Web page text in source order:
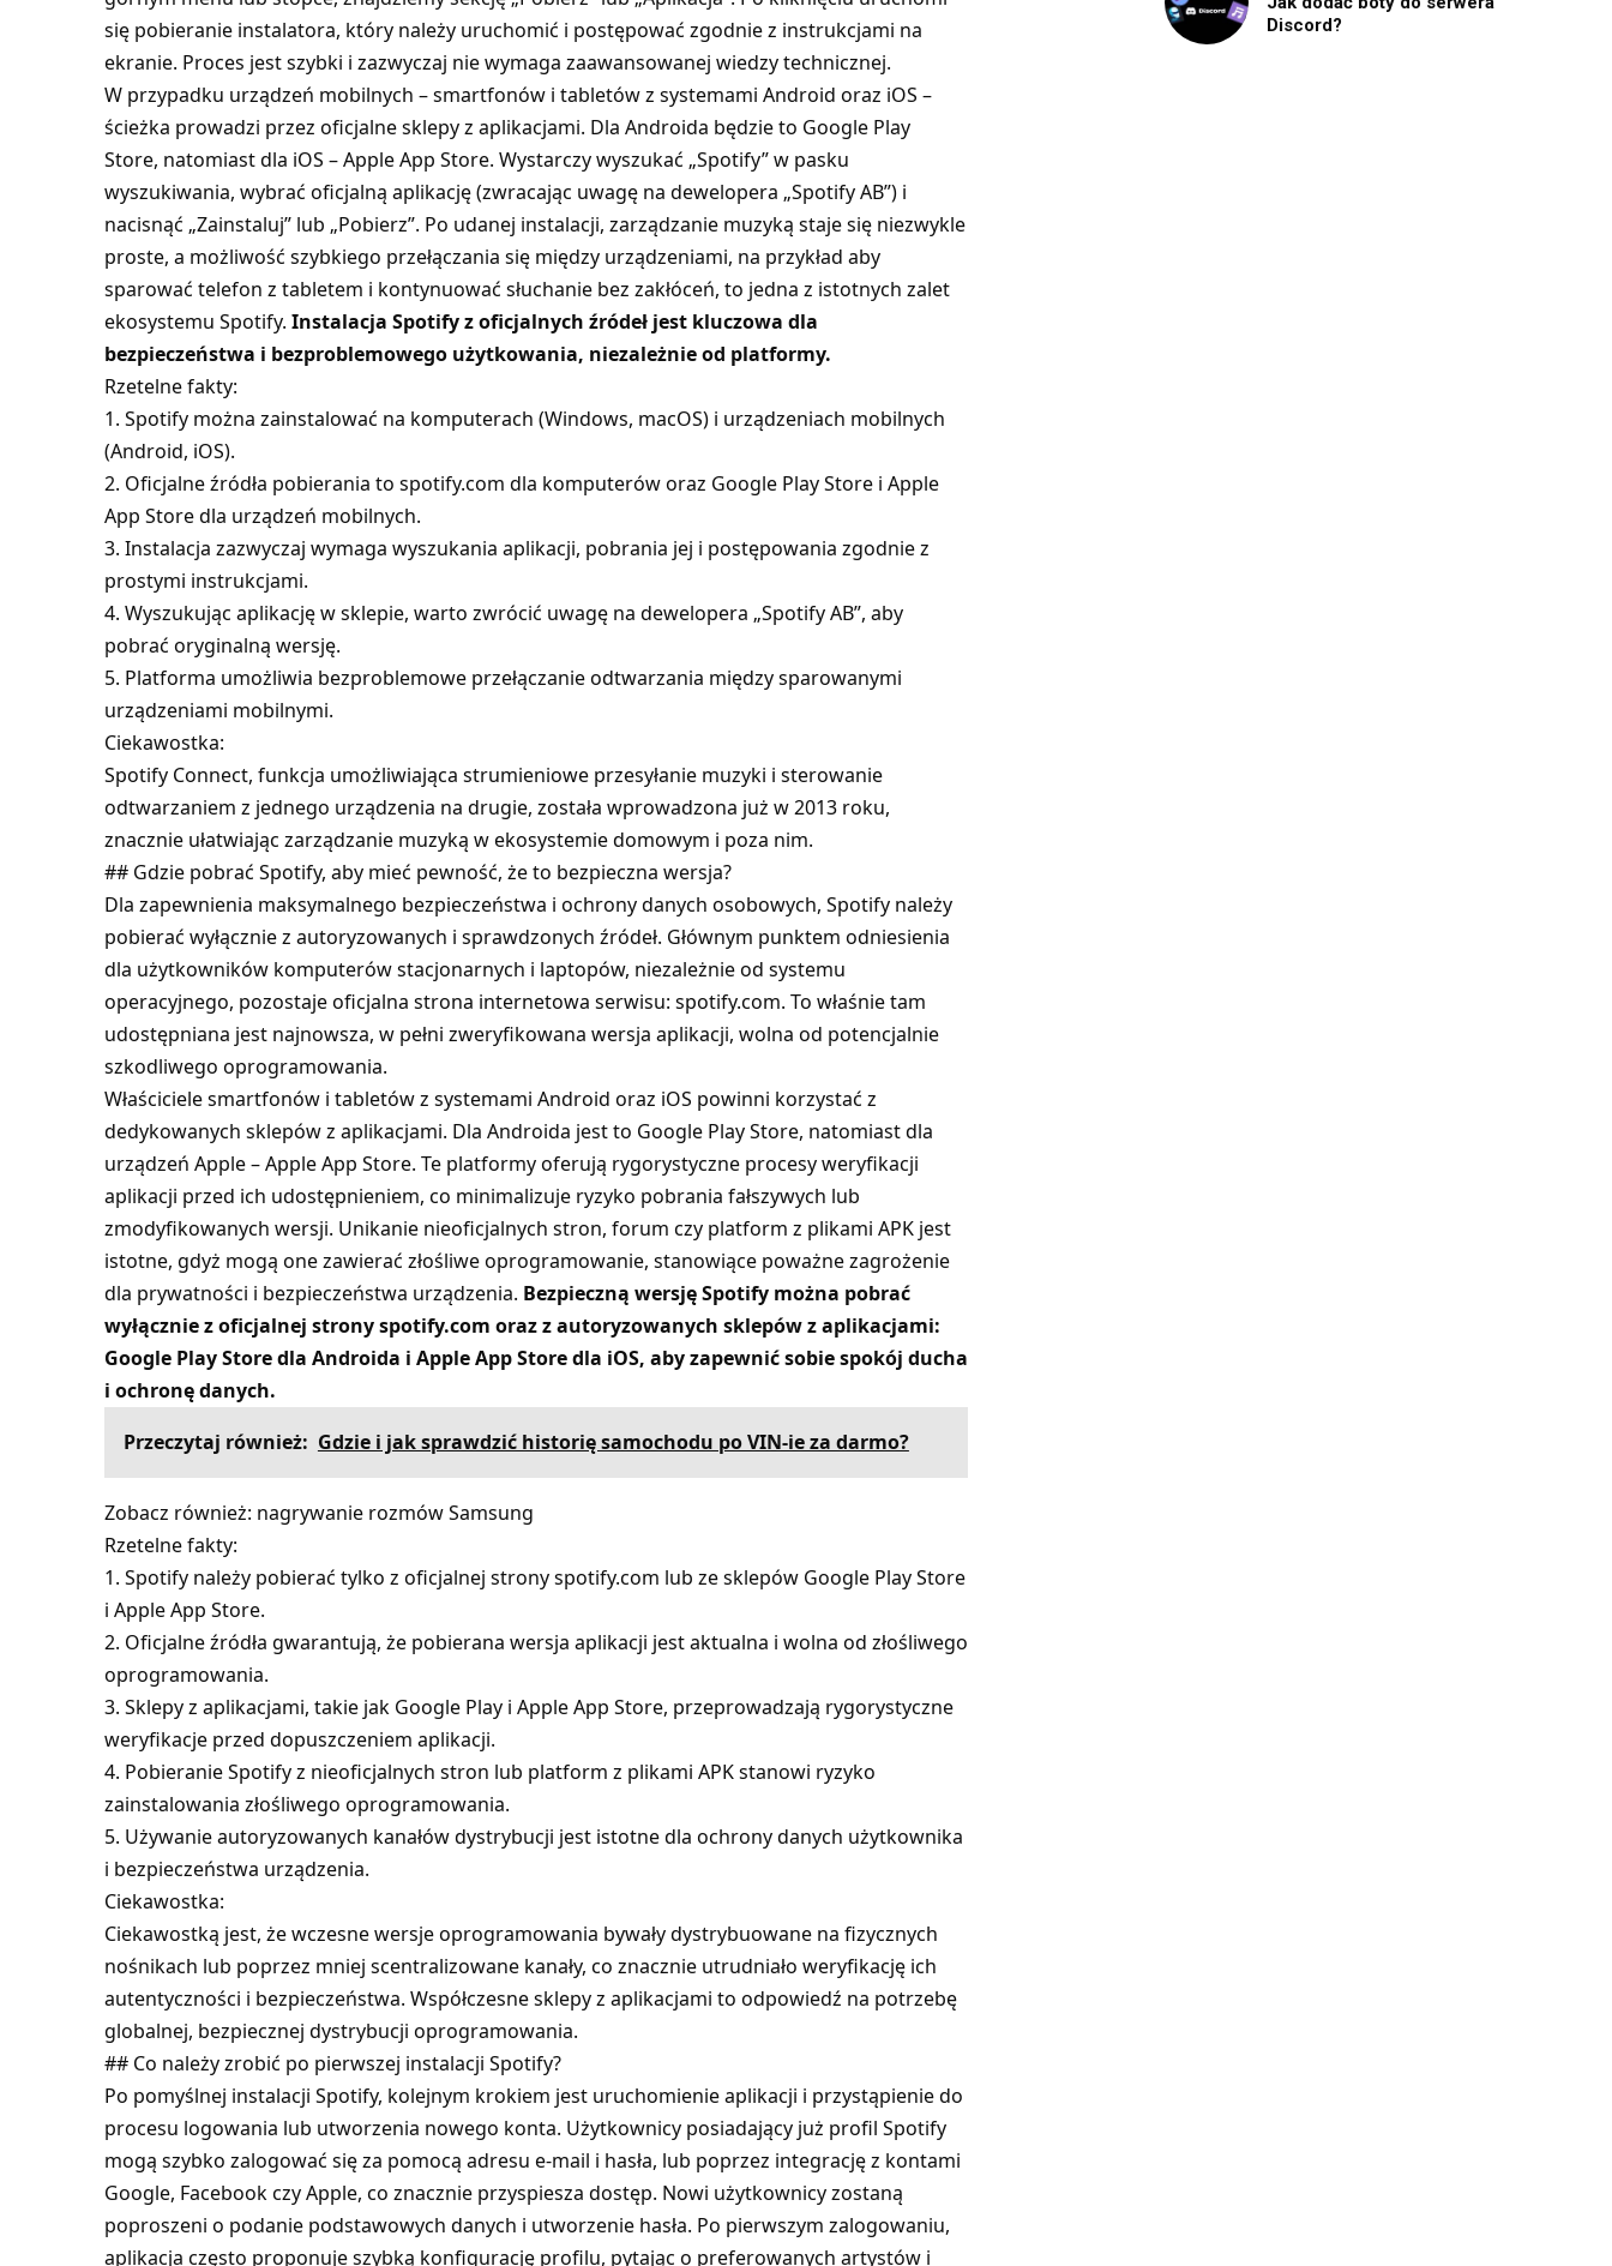
się pobieranie instalatora, który należy uruchomić i postępować zgodnie z instrukcjami na
ekranie. Proces jest szybki i zazwyczaj nie wymaga zaawansowanej wiedzy technicznej.
W przypadku urządzeń mobilnych – smartfonów i tabletów z systemami Android oraz iOS –
ścieżka prowadzi przez oficjalne sklepy z aplikacjami. Dla Androida będzie to Google Play
Store, natomiast dla iOS – Apple App Store. Wystarczy wyszukać „Spotify” w pasku
wyszukiwania, wybrać oficjalną aplikację (zwracając uwagę na dewelopera „Spotify AB”) i
nacisnąć „Zainstaluj” lub „Pobierz”. Po udanej instalacji, zarządzanie muzyką staje się niezwykle
proste, a możliwość szybkiego przełączania się między urządzeniami, na przykład aby
sparować telefon z tabletem i kontynuować słuchanie bez zakłóceń, to jedna z istotnych zalet
ekosystemu Spotify. Instalacja Spotify z oficjalnych źródeł jest kluczowa dla
bezpieczeństwa i bezproblemowego użytkowania, niezależnie od platformy.
Rzetelne fakty:
1. Spotify można zainstalować na komputerach (Windows, macOS) i urządzeniach mobilnych
(Android, iOS).
2. Oficjalne źródła pobierania to spotify.com dla komputerów oraz Google Play Store i Apple
App Store dla urządzeń mobilnych.
3. Instalacja zazwyczaj wymaga wyszukania aplikacji, pobrania jej i postępowania zgodnie z
prostymi instrukcjami.
4. Wyszukując aplikację w sklepie, warto zwrócić uwagę na dewelopera „Spotify AB”, aby
pobrać oryginalną wersję.
5. Platforma umożliwia bezproblemowe przełączanie odtwarzania między sparowanymi
urządzeniami mobilnymi.
Ciekawostka:
Spotify Connect, funkcja umożliwiająca strumieniowe przesyłanie muzyki i sterowanie
odtwarzaniem z jednego urządzenia na drugie, została wprowadzona już w 2013 roku,
znacznie ułatwiając zarządzanie muzyką w ekosystemie domowym i poza nim.
## Gdzie pobrać Spotify, aby mieć pewność, że to bezpieczna wersja?
Dla zapewnienia maksymalnego bezpieczeństwa i ochrony danych osobowych, Spotify należy
pobierać wyłącznie z autoryzowanych i sprawdzonych źródeł. Głównym punktem odniesienia
dla użytkowników komputerów stacjonarnych i laptopów, niezależnie od systemu
operacyjnego, pozostaje oficjalna strona internetowa serwisu: spotify.com. To właśnie tam
udostępniana jest najnowsza, w pełni zweryfikowana wersja aplikacji, wolna od potencjalnie
szkodliwego oprogramowania.
Właściciele smartfonów i tabletów z systemami Android oraz iOS powinni korzystać z
dedykowanych sklepów z aplikacjami. Dla Androida jest to Google Play Store, natomiast dla
urządzeń Apple – Apple App Store. Te platformy oferują rygorystyczne procesy weryfikacji
aplikacji przed ich udostępnieniem, co minimalizuje ryzyko pobrania fałszywych lub
zmodyfikowanych wersji. Unikanie nieoficjalnych stron, forum czy platform z plikami APK jest
istotne, gdyż mogą one zawierać złośliwe oprogramowanie, stanowiące poważne zagrożenie
dla prywatności i bezpieczeństwa urządzenia. Bezpieczną wersję Spotify można pobrać
wyłącznie z oficjalnej strony spotify.com oraz z autoryzowanych sklepów z aplikacjami:
Google Play Store dla Androida i Apple App Store dla iOS, aby zapewnić sobie spokój ducha
i ochronę danych.
Przeczytaj również: Gdzie i jak sprawdzić historię samochodu po VIN-ie za darmo?
Zobacz również: nagrywanie rozmów Samsung
Rzetelne fakty:
1. Spotify należy pobierać tylko z oficjalnej strony spotify.com lub ze sklepów Google Play Store
i Apple App Store.
2. Oficjalne źródła gwarantują, że pobierana wersja aplikacji jest aktualna i wolna od złośliwego
oprogramowania.
3. Sklepy z aplikacjami, takie jak Google Play i Apple App Store, przeprowadzają rygorystyczne
weryfikacje przed dopuszczeniem aplikacji.
4. Pobieranie Spotify z nieoficjalnych stron lub platform z plikami APK stanowi ryzyko
zainstalowania złośliwego oprogramowania.
5. Używanie autoryzowanych kanałów dystrybucji jest istotne dla ochrony danych użytkownika
i bezpieczeństwa urządzenia.
Ciekawostka:
Ciekawostką jest, że wczesne wersje oprogramowania bywały dystrybuowane na fizycznych
nośnikach lub poprzez mniej scentralizowane kanały, co znacznie utrudniało weryfikację ich
autentyczności i bezpieczeństwa. Współczesne sklepy z aplikacjami to odpowiedź na potrzebę
globalnej, bezpiecznej dystrybucji oprogramowania.
## Co należy zrobić po pierwszej instalacji Spotify?
Po pomyślnej instalacji Spotify, kolejnym krokiem jest uruchomienie aplikacji i przystąpienie do
procesu logowania lub utworzenia nowego konta. Użytkownicy posiadający już profil Spotify
mogą szybko zalogować się za pomocą adresu e-mail i hasła, lub poprzez integrację z kontami
Google, Facebook czy Apple, co znacznie przyspiesza dostęp. Nowi użytkownicy zostaną
poproszeni o podanie podstawowych danych i utworzenie hasła. Po pierwszym zalogowaniu,
aplikacja często proponuje szybką konfigurację profilu, pytając o preferowanych artystów i
Discord?